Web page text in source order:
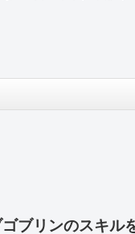
ブリンのスキル